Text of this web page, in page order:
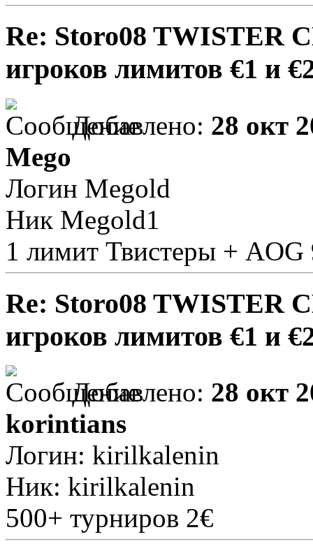
Re: Storo08 TWISTER
игроков лимитов €1 и
Добавлено: 28 окт
Mego
Логин Megold
Ник Megold1
1 лимит Твистеры + AOG
Re: Storo08 TWISTER
игроков лимитов €1 и
Добавлено: 28 окт
korintians
Логин: kirilkalenin
Ник: kirilkalenin
500+ турниров 2€